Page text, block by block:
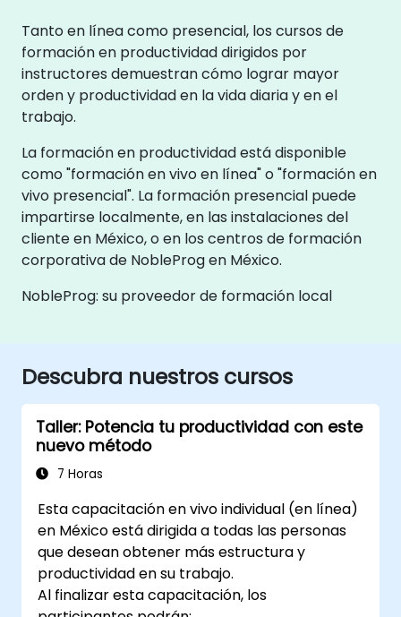
Tanto en línea como presencial, los cursos de
formación en productividad dirigidos por
instructores demuestran cómo lograr mayor
orden y productividad en la vida diaria y en el
trabajo.
La formación en productividad está disponible
como "formación en vivo en línea" o "formación en
vivo presencial". La formación presencial puede
impartirse localmente, en las instalaciones del
cliente en México, o en los centros de formación
corporativa de NobleProg en México.
NobleProg: su proveedor de formación local
Descubra nuestros cursos
Taller: Potencia tu productividad con este
nuevo método
7 Horas
Esta capacitación en vivo individual (en línea)
en México está dirigida a todas las personas
que desean obtener más estructura y
productividad en su trabajo.
Al finalizar esta capacitación, los